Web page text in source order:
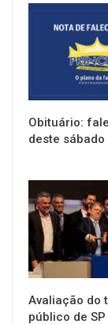
Obituário:
deste sábado
NOTÍCIAS
Avaliação do
público de